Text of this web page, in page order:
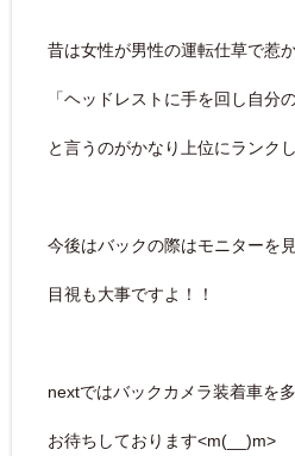
昔は女性が男性の運転仕草で惹
「ヘッドレストに手を回し自分
と言うのがかなり上位にランク
今後はバックの際はモニターを
目視も大事ですよ！！
nextではバックカメラ装着車を
お待ちしております<m(__)m>